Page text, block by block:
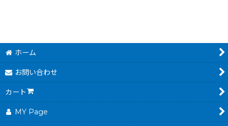
ホーム
お問い合わせ
カート
MY Page